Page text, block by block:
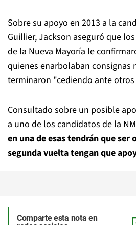
Sobre su apoyo en 2013 a la
Guillier, Jackson aseguró que
de la Nueva Mayoría le
quienes enarbolaban consignas
terminaron "cediendo ante
Consultado sobre un posible
a uno de los candidatos de la
en una de esas tendrán que ser
segunda vuelta tengan que
Comparte esta nota en